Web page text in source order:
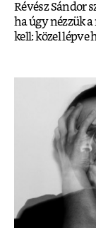
Révész Sándor
ha úgy nézzük
kell: közel lépve